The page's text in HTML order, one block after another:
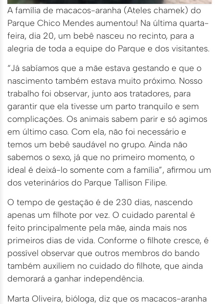
A família de macacos-aranha (Ateles chamek) do
Parque Chico Mendes aumentou! Na última quarta-
feira, dia 20, um bebê nasceu no recinto, para a
alegria de toda a equipe do Parque e dos visitantes.
“Já sabíamos que a mãe estava gestando e que o
nascimento também estava muito próximo. Nosso
trabalho foi observar, junto aos tratadores, para
garantir que ela tivesse um parto tranquilo e sem
complicações. Os animais sabem parir e só agimos
em último caso. Com ela, não foi necessário e
temos um bebê saudável no grupo. Ainda não
sabemos o sexo, já que no primeiro momento, o
ideal é deixá-lo somente com a família”, afirmou um
dos veterinários do Parque Tallison Filipe.
O tempo de gestação é de 230 dias, nascendo
apenas um filhote por vez. O cuidado parental é
feito principalmente pela mãe, ainda mais nos
primeiros dias de vida. Conforme o filhote cresce, é
possível observar que outros membros do bando
também auxiliem no cuidado do filhote, que ainda
demorará a ganhar independência.
Marta Oliveira, bióloga, diz que os macacos-aranha